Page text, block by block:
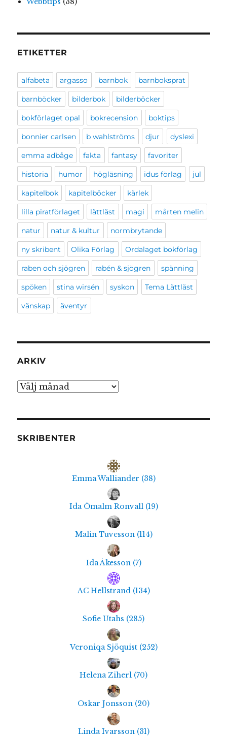
ETIKETTER
alfabeta argasso barnbok barnboksprat
barnböcker bilderbok bilderböcker
bokförlaget opal bokrecension boktips
bonnier carlsen b wahlströms djur dyslexi
emma adbåge fakta fantasy favoriter
historia humor högläsning idus förlag jul
kapitelbok kapitelböcker kärlek
lilla piratförlaget lättläst magi mårten melin
natur natur & kultur normbrytande
ny skribent Olika Förlag Ordalaget bokförlag
raben och sjögren rabén & sjögren spänning
spöken stina wirsén syskon Tema Lättläst
vänskap äventyr
ARKIV
Arkiv
SKRIBENTER
Emma Walliander (38)
Ida Ömalm Ronvall (19)
Malin Tuvesson (114)
Ida Åkesson (7)
AC Hellstrand (134)
Sofie Utahs (285)
Veroniqa Sjöquist (252)
Helena Ziherl (70)
Oskar Jonsson (20)
Linda Ivarsson (31)